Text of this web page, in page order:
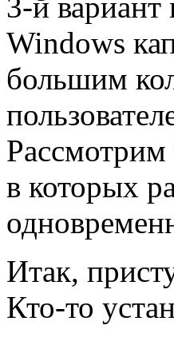
Windows
большим
в которых
Итак,
Кто-то